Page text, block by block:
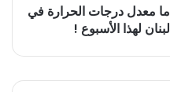
ما معدل درجات الحرارة في
لبنان لهذا الأسبوع !